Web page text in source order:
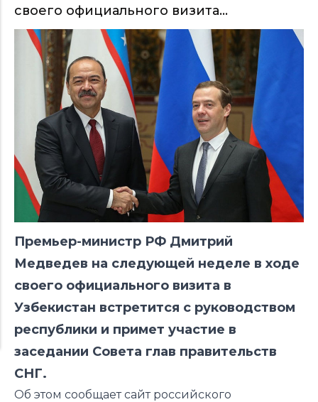
своего официального визита...
Премьер-министр РФ Дмитрий
Медведев на следующей неделе в ходе
своего официального визита в
Узбекистан встретится с руководством
республики и примет участие в
заседании Совета глав правительств
СНГ.
Об этом сообщает сайт российского